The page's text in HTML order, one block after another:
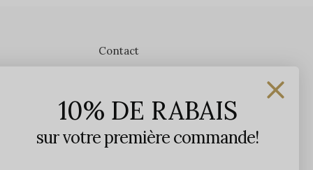
Contact
1650 avenue Jules-Verne, Local 103
G2G 2R1, Québec, Canada
10% DE RABAIS
sur votre première commande!